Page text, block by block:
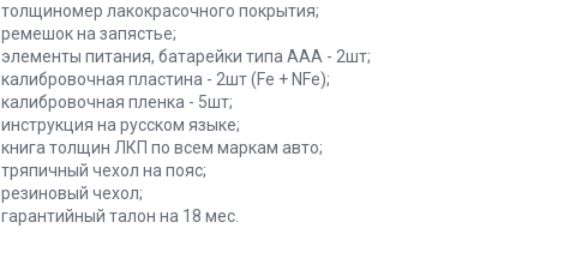
толщиномер лакокрасочного покрытия;
ремешок на запястье;
элементы питания, батарейки типа ААА - 2шт;
калибровочная пластина - 2шт (Fe + NFe);
калибровочная пленка - 5шт;
инструкция на русском языке;
книга толщин ЛКП по всем маркам авто;
тряпичный чехол на пояс;
резиновый чехол;
гарантийный талон на 18 мес.